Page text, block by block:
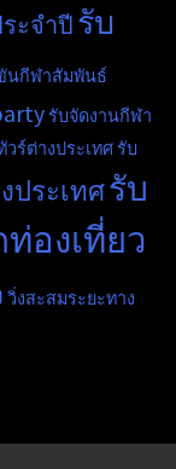
ะจำปี รับ
นกีฬาสัมพันธ์
รับจัดงานกีฬา
ร์ต่างประเทศรับ
ประเทศรับ
องเที่ยว
วิ่งสะสมระยะทาง